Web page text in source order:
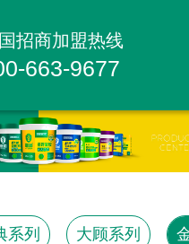
招商加盟热线
663-9677
系列 大顾系列